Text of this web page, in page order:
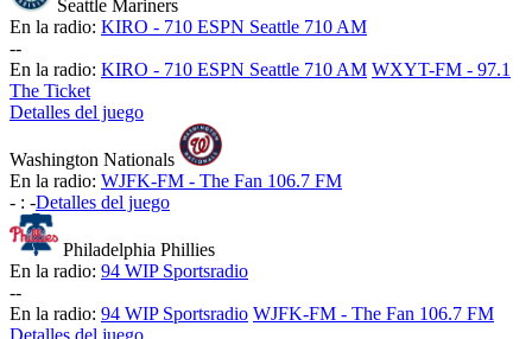
Seattle Mariners
En la radio: KIRO - 710 ESPN Seattle 710 AM
--
En la radio: KIRO - 710 ESPN Seattle 710 AM WXYT-FM - 97.1
The Ticket
Detalles del juego
Washington Nationals
En la radio: WJFK-FM - The Fan 106.7 FM
- : -Detalles del juego
Philadelphia Phillies
En la radio: 94 WIP Sportsradio
--
En la radio: 94 WIP Sportsradio WJFK-FM - The Fan 106.7 FM